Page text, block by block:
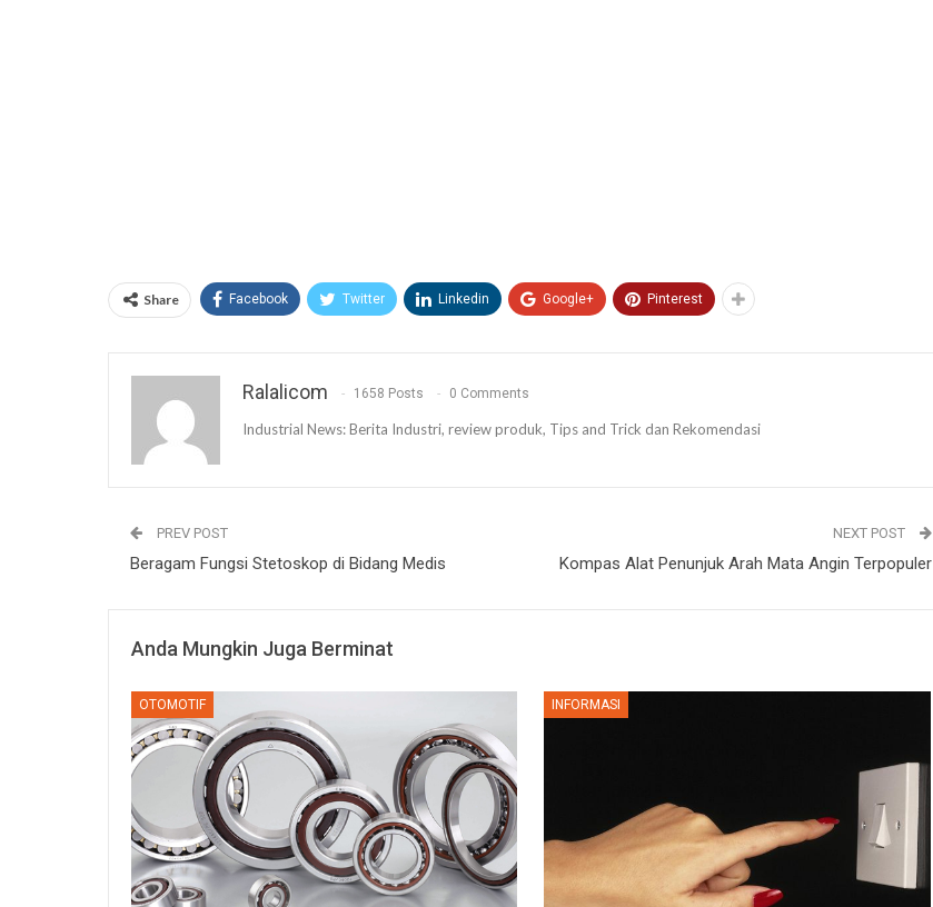
Share Facebook Twitter Linkedin Google+ Pinterest
Ralalicom 1658 Posts 0 Comments
Industrial News: Berita Industri, review produk, Tips and Trick dan Rekomendasi
PREV POST
Beragam Fungsi Stetoskop di Bidang Medis
NEXT POST
Kompas Alat Penunjuk Arah Mata Angin Terpopuler
Anda Mungkin Juga Berminat
OTOMOTIF INFORMASI